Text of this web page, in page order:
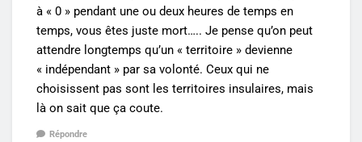
à « 0 » pendant une ou deux heures de temps en
temps, vous êtes juste mort….. Je pense qu’on peut
attendre longtemps qu’un « territoire » devienne
« indépendant » par sa volonté. Ceux qui ne
choisissent pas sont les territoires insulaires, mais
là on sait que ça coute.
Répondre